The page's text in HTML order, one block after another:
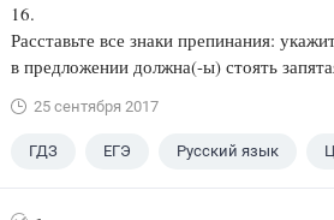
16.
Расставьте все знаки препинания:
в предложении должна(-ы) стоять
25 сентября 2017
ГДЗ ЕГЭ Русский язык